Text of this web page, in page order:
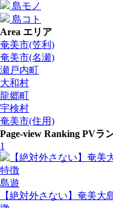
島モノ
島コト
Area エリア
奄美市(笠利)
奄美市(名瀬)
瀬戸内町
大和村
龍郷町
宇検村
奄美市(住用)
Page-view Ranking PVラ
1
島遊
【絶対外さない】奄美